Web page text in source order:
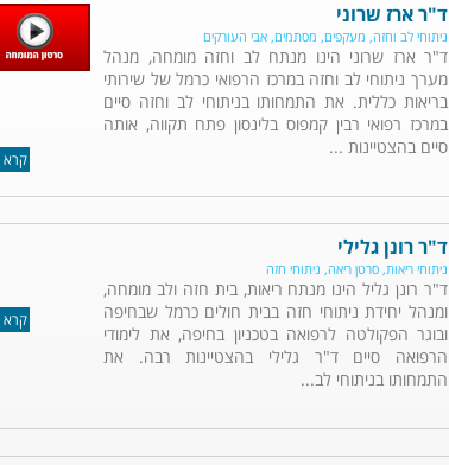
קרא
ד"ר ארז שרוני
ניתוחי לב וחזה, מעקפים, מסתמים, אבי העורקים
ד"ר ארז שרוני הינו מנתח לב וחזה מומחה, מנהל
מערך ניתוחי לב וחזה במרכז הרפואי כרמל של שירותי
בריאות כללית. את התמחותו בניתוחי לב וחזה סיים
במרכז רפואי רבין קמפוס בלינסון פתח תקווה, אותה
סיים בהצטיינות ...
קרא
ד"ר רונן גלילי
ניתוחי ריאות, סרטן ריאה, ניתוחי חזה
ד"ר רונן גליל הינו מנתח ריאות, בית חזה ולב מומחה,
ומנהל יחידת ניתוחי חזה בבית חולים כרמל שבחיפה
ובוגר הפקולטה לרפואה בטכניון בחיפה, את לימודי
הרפואה סיים ד"ר גלילי בהצטיינות רבה. את
התמחותו בניתוחי לב...